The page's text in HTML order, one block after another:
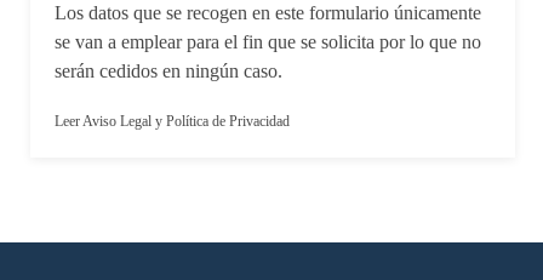
Los datos que se recogen en este formulario únicamente
se van a emplear para el fin que se solicita por lo que no
serán cedidos en ningún caso.
Leer Aviso Legal y Política de Privacidad